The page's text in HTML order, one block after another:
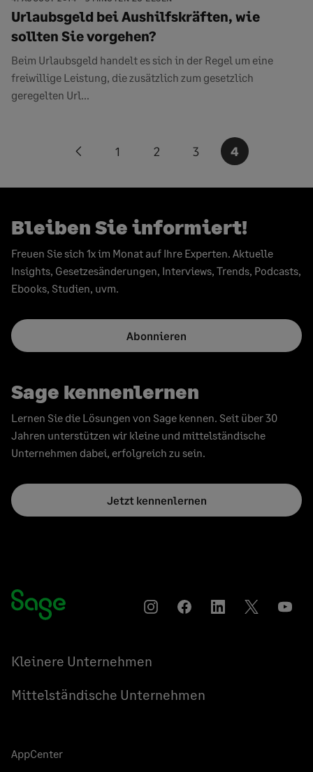
Urlaubsgeld bei Aushilfskräften, wie
sollten Sie vorgehen?
Beim Urlaubsgeld handelt es sich in der Regel um eine
freiwillige Leistung, die zusätzlich zum gesetzlich
geregelten Url...
Seitennummerierung
Beiträge
Previous
1 2 3 4
Bleiben Sie informiert!
Freuen Sie sich 1x im Monat auf Ihre Experten. Aktuelle
Insights, Gesetzesänderungen, Interviews, Trends, Podcasts,
Ebooks, Studien, uvm.
Abonnieren
Sage kennenlernen
Lernen Sie die Lösungen von Sage kennen. Seit über 30
Jahren unterstützen wir kleine und mittelständische
Unternehmen dabei, erfolgreich zu sein.
Jetzt kennenlernen
Instagram
Auf
Auf
Auf
Kleinere Unternehmen
Mittelständische Unternehmen
AppCenter